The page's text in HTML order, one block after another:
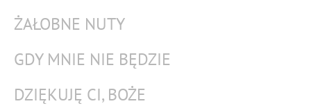
ŻAŁOBNE NUTY
GDY MNIE NIE BĘDZIE
DZIĘKUJĘ CI, BOŻE